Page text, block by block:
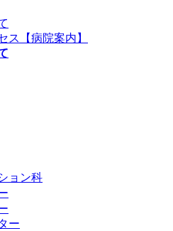
ス【病院案内】
ョン科
ー